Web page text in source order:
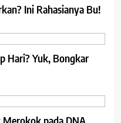
Ini Rahasianya Bu!
Hari? Yuk, Bongkar
Merokok pada DNA